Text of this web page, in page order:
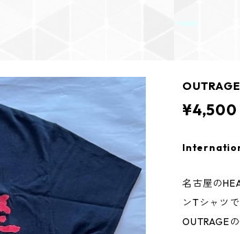
¥4,500
名古屋の
ンTシャツ
OUTRAGE